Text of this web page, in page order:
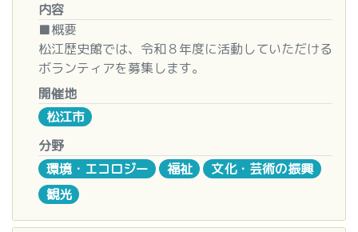
■会場
いきいきプラザ島根（松江市東津田町1741-3）
※自宅等でのオンライン受講も出来ます。
■申込締切
2026年 3 ⽉ 20 日（金）
■申込方法
申込用紙（裏面）にご記入の上、メール、ＦＡＸ
で、島根いのちの電話事務局までお申込みくださ
い。
HPからもお申込みいただけます。
内容
■概要
松江歴史館では、令和８年度に活動していただける
ボランティアを募集します。
国宝松江城や城下町松江の魅力を、訪れた方々に、
親しみやすく、分かり易く、おもてなしの心で語り
かけ、伝えてみませんか。
■応募条件
・18歳以上(高校生除く)で、「おもてなし」の気持
ちで来館者に接していただける方
・月1回程度（半日単位）以上従事していただける
開催地
松江市
分野
環境・エコロジー
福祉
文化・芸術の振興
観光